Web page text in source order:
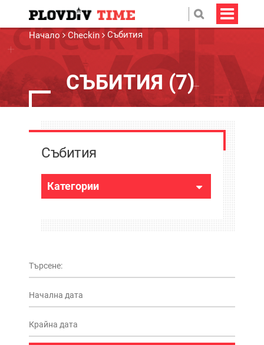
Начало Checkin Събития
СЪБИТИЯ (7)
Събития
Категории